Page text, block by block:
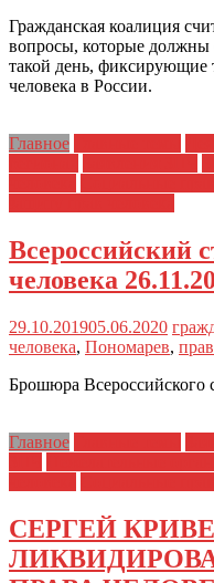
Гражданская коалиция
вопросы, которые
такой день,
человека в России.
Главное
Всероссийский
человека
29.10.201905.06.2020
человека, Пономарев,
Брошюра Всероссийского
Главное
СЕРГЕЙ